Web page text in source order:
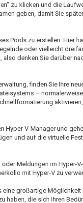
zu klicken und die
geben, damit Sie
Pools zu erstellen. Hier
oder vielleicht
denken Sie darüber
finden Sie Ihre
–
Hyper-V-Manager und
und auf die virtuelle
Meldungen im Hyper-
mit Hyper-V zu
eine großartige Möglichkeit
haben, die sich Ihren